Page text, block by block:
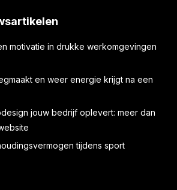
motivatie in drukke werkomgevingen
en weer energie krijgt na een
jouw bedrijf oplevert: meer dan
tijdens sport